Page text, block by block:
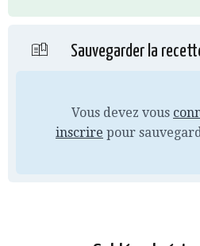
Sauvegarder la
Vous devez vous
inscrire pour